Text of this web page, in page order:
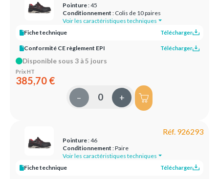
Pointure: 45
Conditionnement : Colis de 10 paires
Voir les caractéristiques techniques
Fiche technique
Télécharger
Conformité CE règlement EPI Télécharger
Disponible sous 3 à 5 jours
Prix HT
385,70 €
– +
Réf. 926293
Pointure: 46
Conditionnement : Paire
Voir les caractéristiques techniques
Fiche technique
Télécharger